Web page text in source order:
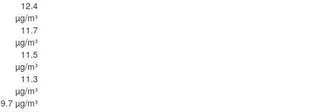
12.4
µg/m³
11.7
µg/m³
11.5
µg/m³
11.3
µg/m³
9.7 µg/m³